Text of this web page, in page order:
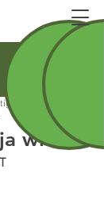
wissen!
INAF